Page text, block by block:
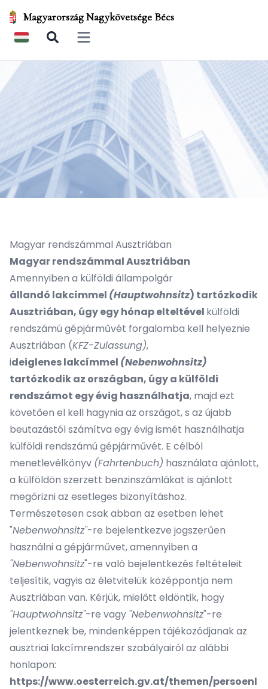
Magyarország Nagykövetsége Bécs
Open main menu
Magyar rendszámmal Ausztriában
Magyar rendszámmal Ausztriában
Amennyiben a külföldi állampolgár
állandó lakcímmel (Hauptwohnsitz) tartózkodik
Ausztriában, úgy egy hónap elteltével külföldi
rendszámú gépjárművét forgalomba kell helyeznie
Ausztriában (KFZ-Zulassung),
ideiglenes lakcímmel (Nebenwohnsitz)
tartózkodik az országban, úgy a külföldi
rendszámot egy évig használhatja, majd ezt
követően el kell hagynia az országot, s az újabb
beutazástól számítva egy évig ismét használhatja
külföldi rendszámú gépjárművét. E célból
menetlevélkönyv (Fahrtenbuch) használata ajánlott,
a külföldön szerzett benzinszámlákat is ajánlott
megőrizni az esetleges bizonyításhoz.
Természetesen csak abban az esetben lehet
"Nebenwohnsitz"-re bejelentkezve jogszerűen
használni a gépjárművet, amennyiben a
"Nebenwohnsitz"-re való bejelentkezés feltételeit
teljesítik, vagyis az életvitelük középpontja nem
Ausztriában van. Kérjük, mielőtt eldöntik, hogy
"Hauptwohnsitz"-re vagy "Nebenwohnsitz"-re
jelentkeznek be, mindenképpen tájékozódjanak az
ausztriai lakcímrendszer szabályairól az alábbi
honlapon:
https://www.oesterreich.gv.at/themen/persoenl